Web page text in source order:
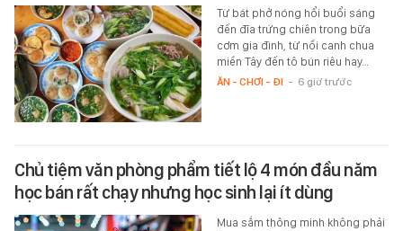
Từ bát phở nóng hổi buổi sáng
đến đĩa trứng chiên trong bữa
cơm gia đình, từ nồi canh chua
miền Tây đến tô bún riêu hay…
ĂN - CHƠI - ĐI - 6 giờ trước
Chủ tiệm văn phòng phẩm tiết lộ 4 món đầu năm
học bán rất chạy nhưng học sinh lại ít dùng
Mua sắm thông minh không phải